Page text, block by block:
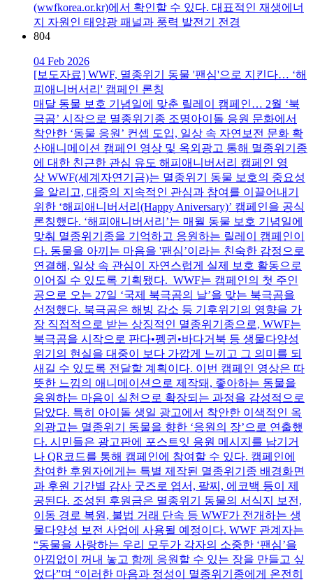
(wwfkorea.or.kr)에서 확인할 수 있다. 대표적인 재생에너
지 자원인 태양광 패널과 풍력 발전기 전경
804
04 Feb 2026
[보도자료] WWF, 멸종위기 동물 '팬심'으로 지킨다… ‘해
피애니버서리' 캠페인 론칭
매달 동물 보호 기념일에 맞춘 릴레이 캠페인… 2월 ‘북
극곰’ 시작으로 멸종위기종 조명아이돌 응원 문화에서
착안한 ‘동물 응원’ 컨셉 도입, 일상 속 자연보전 문화 확
산애니메이션 캠페인 영상 및 옥외광고 통해 멸종위기종
에 대한 친근한 관심 유도 해피애니버서리 캠페인 영
상 WWF(세계자연기금)는 멸종위기 동물 보호의 중요성
을 알리고, 대중의 지속적인 관심과 참여를 이끌어내기
위한 ‘해피애니버서리(Happy Aniversary)’ 캠페인을 공식
론칭했다. ‘해피애니버서리’는 매월 동물 보호 기념일에
맞춰 멸종위기종을 기억하고 응원하는 릴레이 캠페인이
다. 동물을 아끼는 마음을 '팬심’이라는 친숙한 감정으로
연결해, 일상 속 관심이 자연스럽게 실제 보호 활동으로
이어질 수 있도록 기획됐다. WWF는 캠페인의 첫 주인
공으로 오는 27일 ‘국제 북극곰의 날’을 맞는 북극곰을
선정했다. 북극곰은 해빙 감소 등 기후위기의 영향을 가
장 직접적으로 받는 상징적인 멸종위기종으로, WWF는
북극곰을 시작으로 판다•펭귄•바다거북 등 생물다양성
위기의 현실을 대중이 보다 가깝게 느끼고 그 의미를 되
새길 수 있도록 전달할 계획이다. 이번 캠페인 영상은 따
뜻한 느낌의 애니메이션으로 제작돼, 좋아하는 동물을
응원하는 마음이 실천으로 확장되는 과정을 감성적으로
담았다. 특히 아이돌 생일 광고에서 착안한 이색적인 옥
외광고는 멸종위기 동물을 향한 ‘응원의 장’으로 연출했
다. 시민들은 광고판에 포스트잇 응원 메시지를 남기거
나 QR코드를 통해 캠페인에 참여할 수 있다. 캠페인에
참여한 후원자에게는 특별 제작된 멸종위기종 배경화면
과 후원 기간별 감사 굿즈로 엽서, 팔찌, 에코백 등이 제
공된다. 조성된 후원금은 멸종위기 동물의 서식지 보전,
이동 경로 복원, 불법 거래 단속 등 WWF가 전개하는 생
물다양성 보전 사업에 사용될 예정이다. WWF 관계자는
“동물을 사랑하는 우리 모두가 각자의 소중한 ‘팬심’을
아낌없이 꺼내 놓고 함께 응원할 수 있는 장을 만들고 싶
었다”며 “이러한 마음과 정성이 멸종위기종에게 온전히